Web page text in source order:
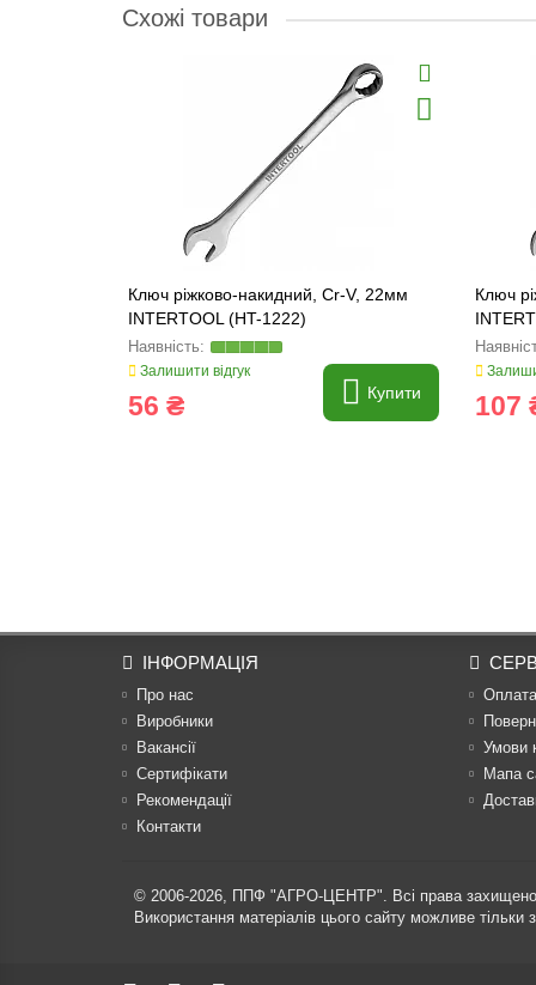
Схожі товари
Ключ ріжково-накидний, Cr-V, 22мм
INTERTOOL (HT-1222)
Залишити відгук
56 ₴ Купити
Ключ
107
ІНФОРМАЦІЯ
Про нас
Виробники
Вакансії
Сертифікати
Рекомендації
Контакти
Оплата
Умови
Мапа
© 2006-2026, ППФ "АГРО-ЦЕНТР". Всі права
Використання матеріалів цього сайту можливе